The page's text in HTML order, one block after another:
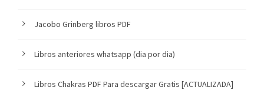
Jacobo Grinberg libros PDF
Libros anteriores whatsapp (dia por dia)
Libros Chakras PDF Para descargar Gratis [ACTUALIZADA]